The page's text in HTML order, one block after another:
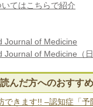
てはこちらで紹介
Journal of Medicine
of Medicine（日
んだ方へのおすすめ
できます!! –認知症「予